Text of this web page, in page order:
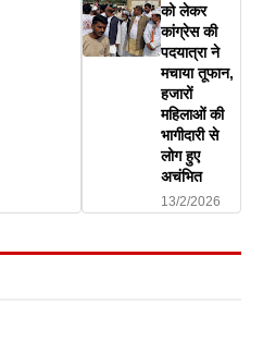
को लेकर
कांग्रेस की
पदयात्रा ने
मचाया तूफान,
हजारों
महिलाओं की
भागीदारी से
लोग हुए
अचंभित
13/2/2026